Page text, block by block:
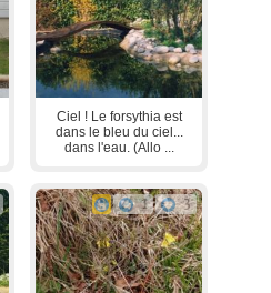
Ciel ! Le forsythia est
dans le bleu du ciel...
dans l'eau. (Allo ...
1 3